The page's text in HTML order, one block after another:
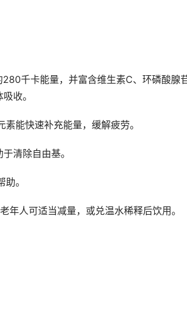
千卡能量，并富含维生素C、环磷酸腺
收。
能快速补充能量，缓解疲劳。
清除自由基。
。
人可适当减量，或兑温水稀释后饮用。